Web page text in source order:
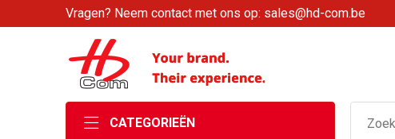
Vragen? Neem contact met ons op: sales@hd-com.be
CATEGORIEËN